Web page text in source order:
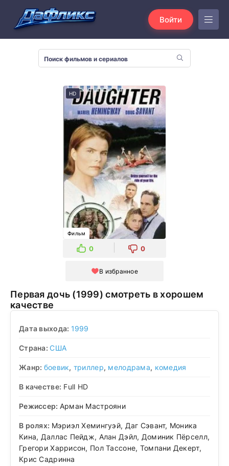
Войти
HD
Фильм
0 0
В избранное
Первая дочь (1999) смотреть в хорошем
качестве
Дата выхода: 1999
Страна:США
Жанр: боевик, триллер, мелодрама, комедия
В качестве: Full HD
Режиссер: Арман Мастрояни
В ролях: Мэриэл Хемингуэй, Даг Сэвант, Моника
Кина, Даллас Пейдж, Алан Дэйл, Доминик Пёрселл,
Грегори Харрисон, Пол Тассоне, Томпани Декерт,
Крис Садринна